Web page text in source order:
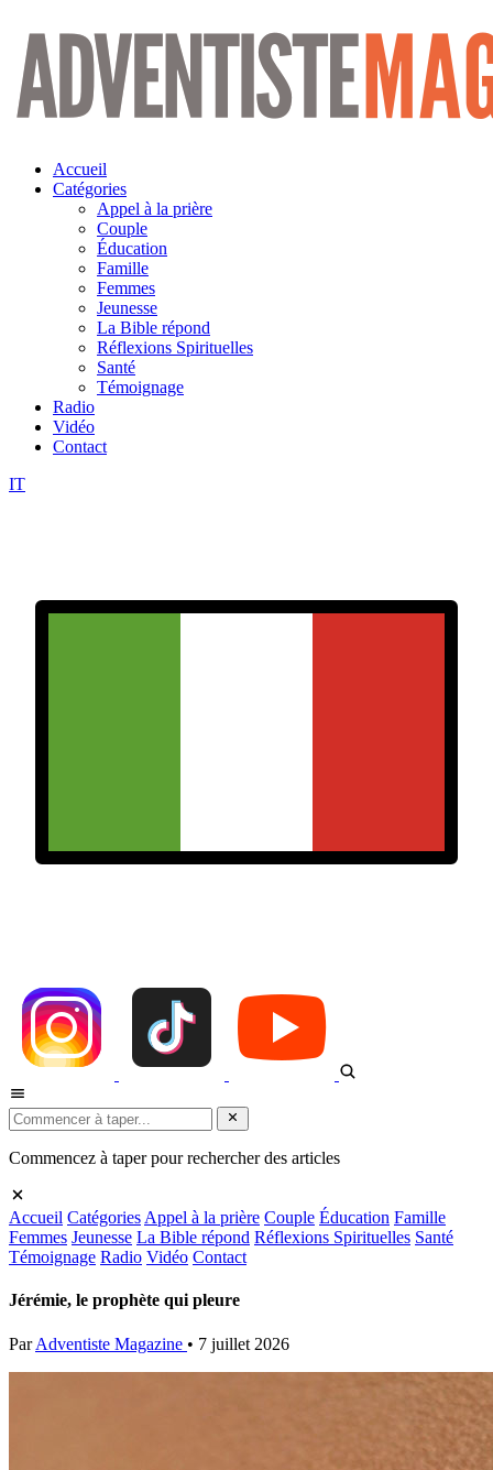
Aller
contenu
Accueil
Catégories
Appel à la prière
Couple
Éducation
Famille
Femmes
Jeunesse
La Bible répond
Réflexions Spirituelles
Santé
Témoignage
Radio
Vidéo
Contact
IT
Commencez à taper pour rechercher des articles
Accueil Catégories Appel à la prière Couple Éducation Famille
Femmes Jeunesse La Bible répond Réflexions Spirituelles Santé
Témoignage Radio Vidéo Contact
Jérémie, le prophète qui pleure
Par Adventiste Magazine • 7 juillet 2026